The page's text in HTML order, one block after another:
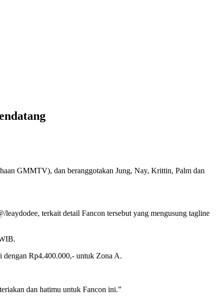
GMMTV), dan beranggotakan Jung, Nay, Krittin, Palm dan
leaydodee, terkait detail Fancon tersebut yang mengusung tagline
dengan Rp4.400.000,- untuk Zona A.
dan hatimu untuk Fancon ini.”